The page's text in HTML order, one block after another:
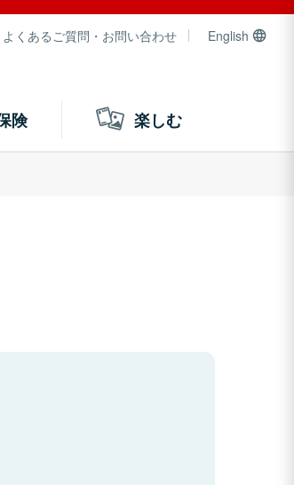
よくあるご質問・お問い合わせ English
険 楽しむ